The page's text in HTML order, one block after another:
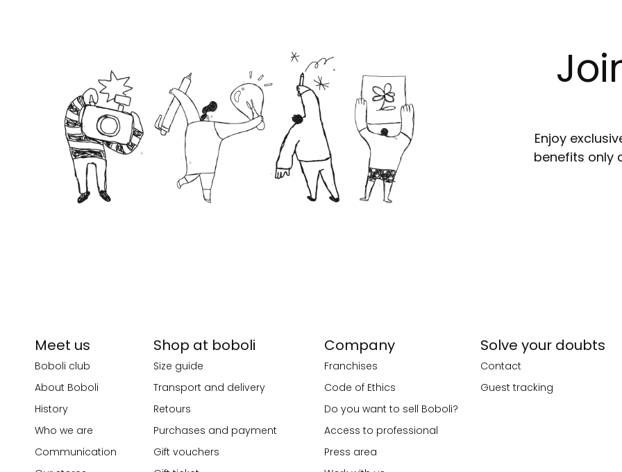
Enjoy
benefits only
Meet us
Boboli club
About Boboli
History
Who we are
Communication
Shop at boboli
Size guide
Transport and delivery
Retours
Purchases and payment
Gift vouchers
Company
Franchises
Code of Ethics
Do you want to sell Boboli?
Access to professional
Press area
Solve your doubts
Contact
Guest tracking